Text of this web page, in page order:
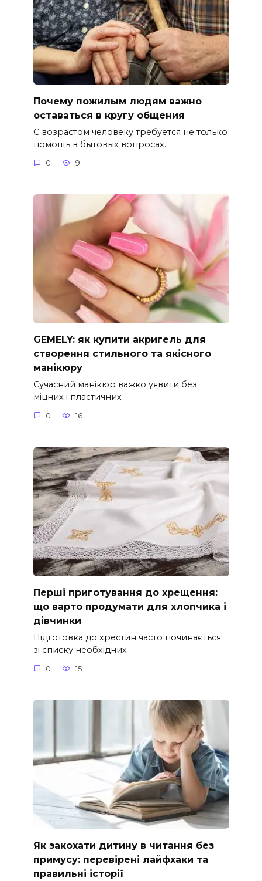
Почему пожилым людям важно
оставаться в кругу общения
С возрастом человеку требуется не только
помощь в бытовых вопросах.
0 9
GEMELY: як купити акригель для
створення стильного та якісного
манікюру
Сучасний манікюр важко уявити без
міцних і пластичних
0 16
Перші приготування до хрещення:
що варто продумати для хлопчика і
дівчинки
Підготовка до хрестин часто починається
зі списку необхідних
0 15
Як закохати дитину в читання без
примусу: перевірені лайфхаки та
правильні історії